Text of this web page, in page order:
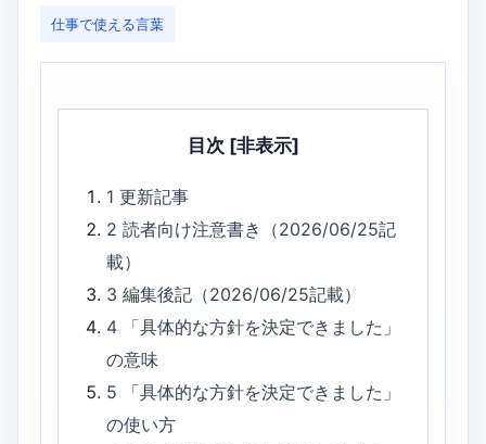
仕事で使える言葉
目次 [非表示]
1更新記事
2読者向け注意書き（2026/06/25記
載）
3編集後記（2026/06/25記載）
4
「具体的な方針を決定できました」
の意味
5
「具体的な方針を決定できました」
の使い方